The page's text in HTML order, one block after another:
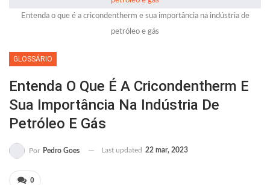
Entenda o que é a cricondentherm e sua importância na indústria de
petróleo e gás
GLOSSÁRIO
Entenda O Que É A Cricondentherm E
Sua Importância Na Indústria De
Petróleo E Gás
Por Pedro Goes Last updated 22 mar, 2023
0